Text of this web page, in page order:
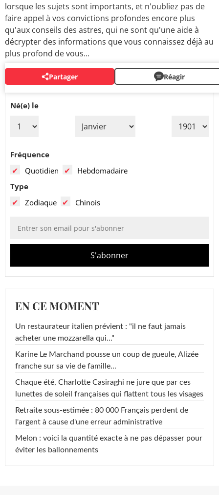
lorsque les sujets sont importants, et n'oubliez pas de
faire appel à vos convictions profondes encore plus
qu'aux conseils des astres, qui ne sont qu'une aide à
décrypter des informations que vous connaissez déjà au
plus profond de vous...
Partager Réagir
VOS PRÉVISIONS PAR MAIL
Né(e) le
Fréquence
Quotidien
Hebdomadaire
Type
Zodiaque
Chinois
EN CE MOMENT
Un restaurateur italien prévient : "il ne faut jamais
acheter une mozzarella qui..."
Karine Le Marchand pousse un coup de gueule, Alizée
franche sur sa vie de famille...
Chaque été, Charlotte Casiraghi ne jure que par ces
lunettes de soleil françaises qui flattent tous les visages
Retraite sous-estimée : 80 000 Français perdent de
l'argent à cause d'une erreur administrative
Melon : voici la quantité exacte à ne pas dépasser pour
éviter les ballonnements